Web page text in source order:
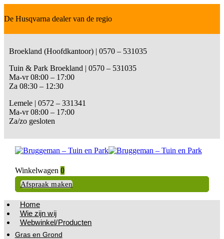
De Husqvarna dealer van de regio
Broekland (Hoofdkantoor) | 0570 – 531035
Tuin & Park Broekland | 0570 – 531035
Ma-vr 08:00 – 17:00
Za 08:30 – 12:30
Lemele | 0572 – 331341
Ma-vr 08:00 – 17:00
Za/zo gesloten
Winkelwagen 0
Afspraak maken
Home
Wie zijn wij
Webwinkel/Producten
Gras en Grond